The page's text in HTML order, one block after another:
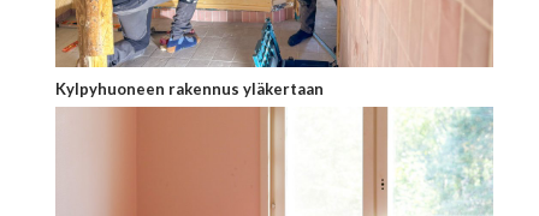
Kylpyhuoneen rakennus yläkertaan